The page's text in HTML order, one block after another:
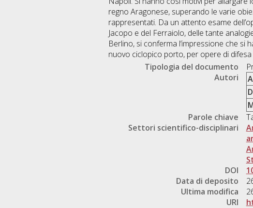
regno Aragonese, superando le varie
rappresentati. Da un attento esame
Jacopo e del Ferraiolo, delle tante
Berlino, si conferma l’impressione che si
nuovo ciclopico porto, per opere di
Tipologia del documento
Autori
Parole chiave
Settori scientifico-disciplinari
DOI
Data di deposito
Ultima modifica
URI